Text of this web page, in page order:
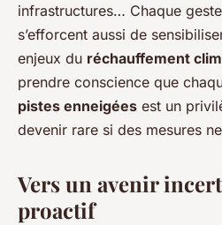
infrastructures… Chaque
s’efforcent aussi de
enjeux du réchauffement
prendre conscience que
pistes enneigées est un
devenir rare si des mesures
Vers un avenir
proactif